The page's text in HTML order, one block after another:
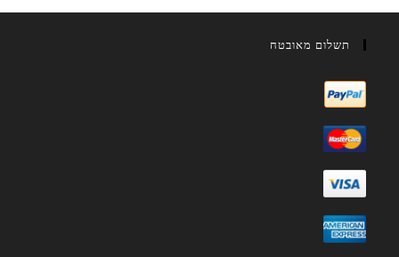
תשלום מאובטח